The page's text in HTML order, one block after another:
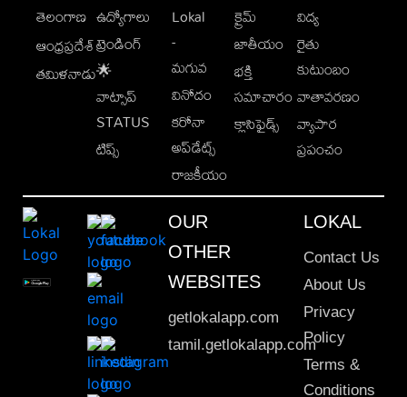
తెలంగాణ
ఆంధ్రప్రదేశ్
తమిళనాడు
ఉద్యోగాలు
ట్రెండింగ్
🌟
వాట్సాప్
STATUS
టిప్స్
Lokal
-
మగువ
వినోదం
కరోనా
అప్‌డేట్స్
రాజకీయం
క్రైమ్
జాతీయం
భక్తి
సమాచారం
క్లాసిఫైడ్స్
విద్య
రైతు
కుటుంబం
వాతావరణం
వ్యాపార
ప్రపంచం
OUR
OTHER
WEBSITES
getlokalapp.com
tamil.getlokalapp.com
LOKAL
Contact Us
About Us
Privacy
Policy
Terms &
Conditions